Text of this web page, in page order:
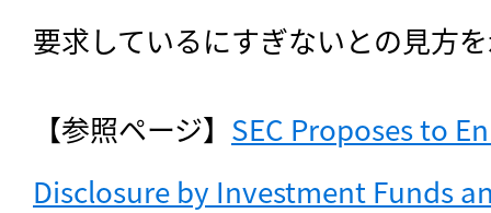
要求しているにすぎないとの見方
【参照ページ】 SEC Proposes to
Disclosure by Investment Funds